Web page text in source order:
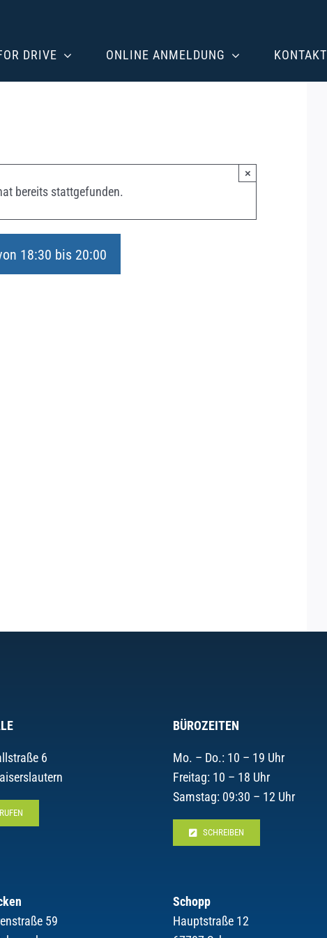
DRIVE ONLINE ANMELDUNG KONTAKT
bereits stattgefunden.
×
18:30 bis 20:00
6
BÜROZEITEN
Mo. – Do.: 10 – 19 Uhr
Freitag: 10 – 18 Uhr
Samstag: 09:30 – 12 Uhr
SCHREIBEN
59
Schopp
Hauptstraße 12